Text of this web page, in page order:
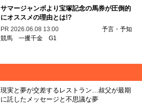
サマージャンボより宝塚記念の馬券が圧倒的
にオススメの理由とは!?
PR 2026.06.08 13:00
予言・予知
競馬 一攫千金 G1
現実と夢が交差するレストラン…叔父が最期
に託したメッセージと不思議な夢